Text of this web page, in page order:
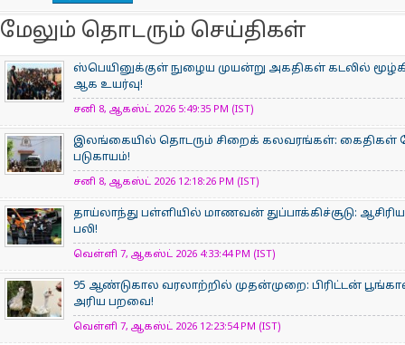
மேலும் தொடரும் செய்திகள்
ஸ்பெயினுக்குள் நுழைய முயன்று அகதிகள் கடலில் மூழ்கிய
ஆக உயர்வு!
சனி 8, ஆகஸ்ட் 2026 5:49:35 PM (IST)
இலங்கையில் தொடரும் சிறைக் கலவரங்கள்: கைதிகள்
படுகாயம்!
சனி 8, ஆகஸ்ட் 2026 12:18:26 PM (IST)
தாய்லாந்து பள்ளியில் மாணவன் துப்பாக்கிச்சூடு:
பலி!
வெள்ளி 7, ஆகஸ்ட் 2026 4:33:44 PM (IST)
95 ஆண்டுகால வரலாற்றில் முதன்முறை: பிரிட்டன்
அரிய பறவை!
வெள்ளி 7, ஆகஸ்ட் 2026 12:23:54 PM (IST)